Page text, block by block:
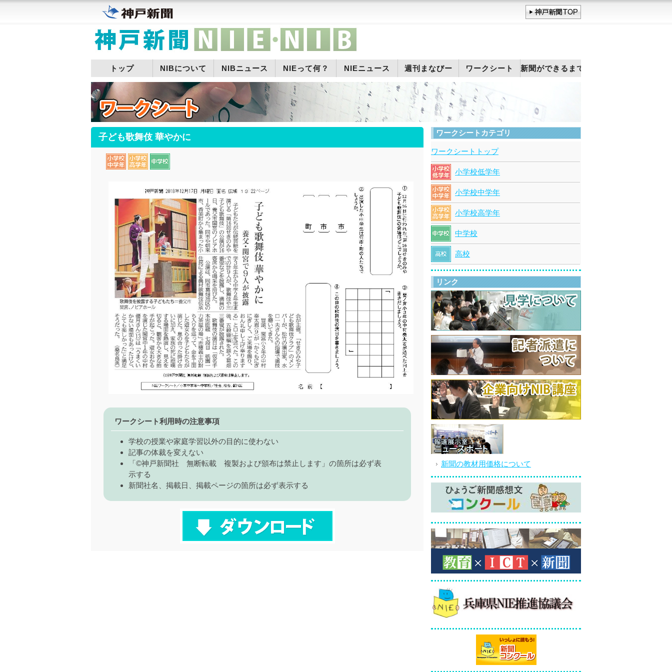
トップ NIBについて NIBニュース NIEって何？ NIEニュース 週刊まなびー ワークシート 新聞ができるまで
子ども歌舞伎 華やかに
ワークシート利用時の注意事項
学校の授業や家庭学習以外の目的に使わない
記事の体裁を変えない
「©神戸新聞社 無断転載 複製および頒布は禁止します」の箇所は必ず表
示する
新聞社名、掲載日、掲載ページの箇所は必ず表示する
ワークシートカテゴリ
ワークシートトップ
小学校低学年
小学校中学年
小学校高学年
中学校
高校
リンク
新聞の教材用価格について